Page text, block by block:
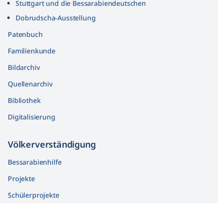
Stuttgart und die Bessarabiendeutschen
Dobrudscha­-Ausstellung
Patenbuch
Familienkunde
Bildarchiv
Quellenarchiv
Bibliothek
Digitalisierung
Völkerver­ständigung
Bessarabienhilfe
Projekte
Schülerprojekte